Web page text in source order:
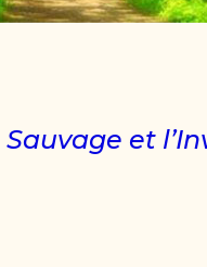
Sauvage et